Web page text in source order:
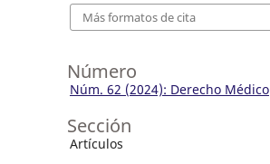
Más formatos de cita
Número
Núm. 62 (2024): Derecho Médico
Sección
Artículos